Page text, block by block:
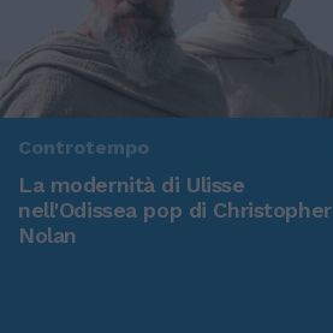
Controtempo
La modernità di Ulisse
nell'Odissea pop di Christopher
Nolan